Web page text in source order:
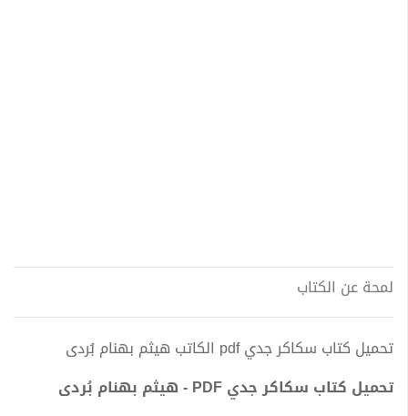
لمحة عن الكتاب
تحميل كتاب سكاكر جدي pdf الكاتب هيثم بهنام بُردى
تحميل كتاب سكاكر جدي PDF - هيثم بهنام بُردى